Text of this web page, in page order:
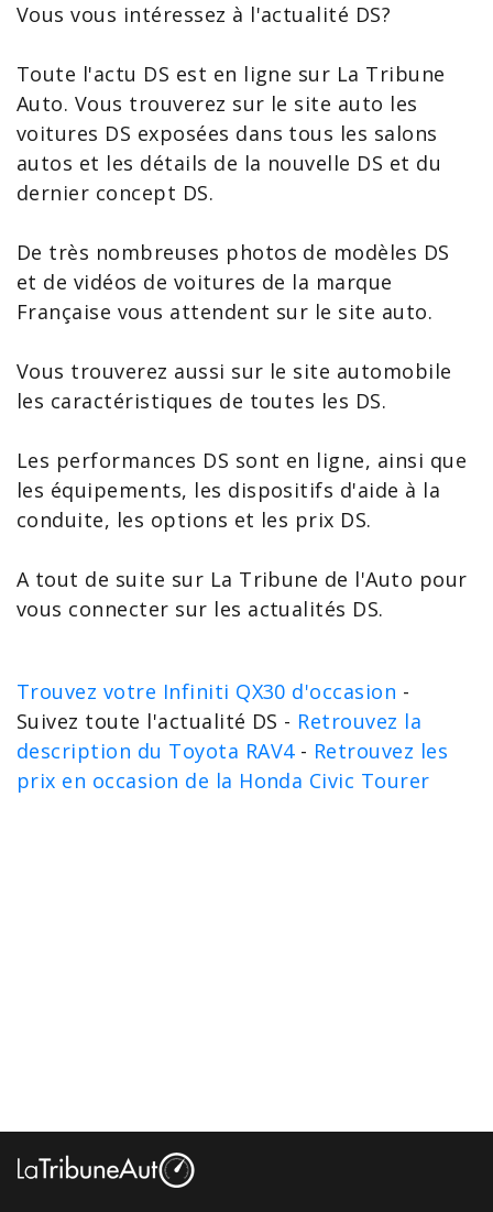
Vous vous intéressez à l'actualité DS?
Toute l'actu DS est en ligne sur La Tribune
Auto. Vous trouverez sur le site auto les
voitures DS exposées dans tous les salons
autos et les détails de la nouvelle DS et du
dernier concept DS.
De très nombreuses photos de modèles DS
et de vidéos de voitures de la marque
Française vous attendent sur le site auto.
Vous trouverez aussi sur le site automobile
les caractéristiques de toutes les DS.
Les performances DS sont en ligne, ainsi que
les équipements, les dispositifs d'aide à la
conduite, les options et les prix DS.
A tout de suite sur La Tribune de l'Auto pour
vous connecter sur les actualités DS.
Trouvez votre Infiniti QX30 d'occasion -
Suivez toute l'actualité DS - Retrouvez la
description du Toyota RAV4- Retrouvez les
prix en occasion de la Honda Civic Tourer